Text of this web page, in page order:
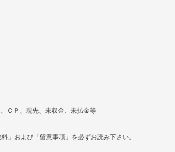
ＣＰ、現先、未収金、未払金等
」および「留意事項」を必ずお読み下さい。